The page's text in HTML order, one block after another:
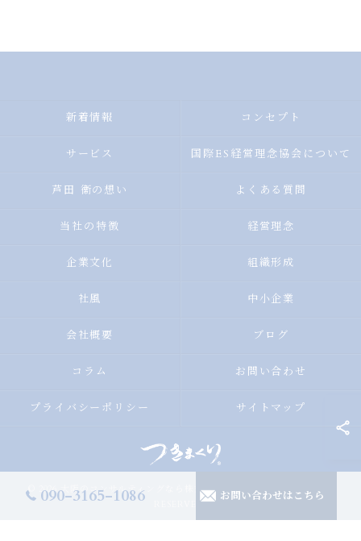
090-3165-1086 お問い合わせはこちら
新着情報 コンセプト
サービス 国際ES経営理念協会について
芦田 衞の想い よくある質問
当社の特徴 経営理念
企業文化 組織形成
社風 中小企業
会社概要 ブログ
コラム お問い合わせ
プライバシーポリシー サイトマップ
© 2026 大阪のコンサルティングなら株式会社つきまくり ALL RIGHTS
RESERVED.